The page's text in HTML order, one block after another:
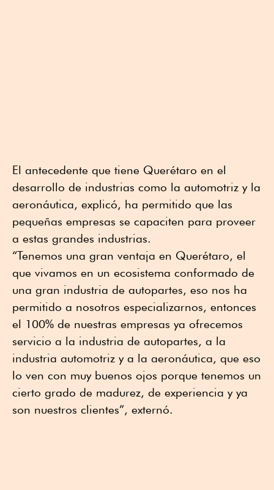
El antecedente que tiene Querétaro en el
desarrollo de industrias como la automotriz y la
aeronáutica, explicó, ha permitido que las
pequeñas empresas se capaciten para proveer
a estas grandes industrias.
“Tenemos una gran ventaja en Querétaro, el
que vivamos en un ecosistema conformado de
una gran industria de autopartes, eso nos ha
permitido a nosotros especializarnos, entonces
el 100% de nuestras empresas ya ofrecemos
servicio a la industria de autopartes, a la
industria automotriz y a la aeronáutica, que eso
lo ven con muy buenos ojos porque tenemos un
cierto grado de madurez, de experiencia y ya
son nuestros clientes”, externó.